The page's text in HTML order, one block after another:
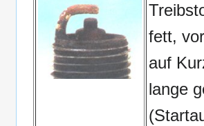
fett,
auf
lange